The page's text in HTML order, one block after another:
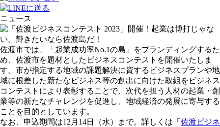
ニュース
佐渡市では、「起業成功率No.1の島」をブランディングするた
め、佐渡市を題材としたビジネスコンテストを開催いたしま
す。市が指定する地域の課題解決に資するビジネスプランや地
域に根差した新たなビジネス等の創出に向けた取組をビジネス
コンテストにより表彰することで、次代を担う人材の起業・創
業等の新たなチャレンジを促進し、地域経済の発展に寄与する
ことを目的としています。
なお、申込期間は12月14日（水）まで。詳しくは「 佐渡ビジネ